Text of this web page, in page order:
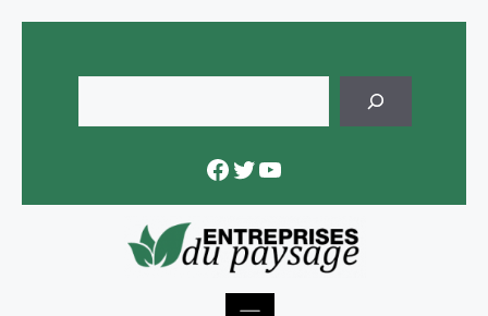
content
Facebook
Twitter
YouTube